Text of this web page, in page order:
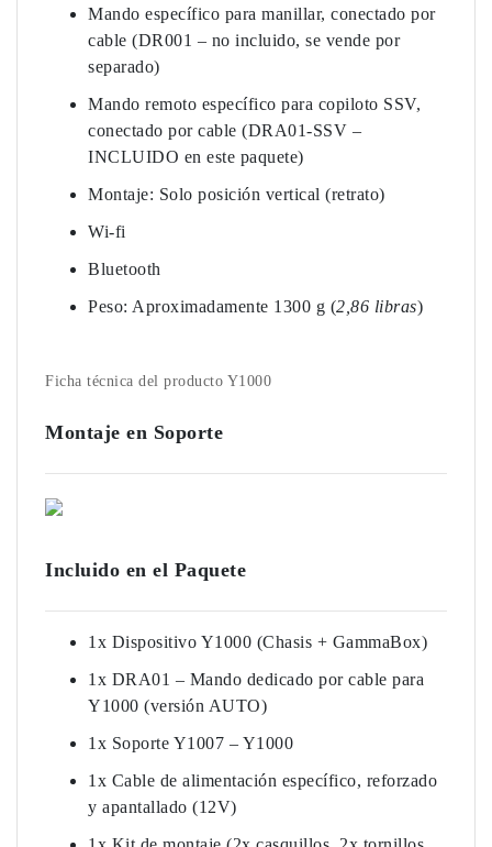
Mando específico para manillar, conectado por
cable (DR001 – no incluido, se vende por
separado)
Mando remoto específico para copiloto SSV,
conectado por cable (DRA01-SSV –
INCLUIDO en este paquete)
Montaje: Solo posición vertical (retrato)
Wi-fi
Bluetooth
Peso: Aproximadamente 1300 g (2,86 libras)
Ficha técnica del producto Y1000
Montaje en Soporte
Incluido en el Paquete
1x Dispositivo Y1000 (Chasis + GammaBox)
1x DRA01 – Mando dedicado por cable para
Y1000 (versión AUTO)
1x Soporte Y1007 – Y1000
1x Cable de alimentación específico, reforzado
y apantallado (12V)